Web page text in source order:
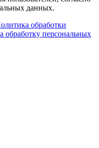
данных.
обработки
обработку персональных